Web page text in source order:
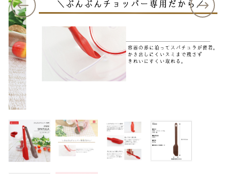
ショッピングを続ける
カートを確認する
生活雑貨
カテゴリー一覧
ファッション&靴紐
ぶんぶんチョッパー
子カテゴリー
価格帯
～
その他
在庫あり セール
並び順